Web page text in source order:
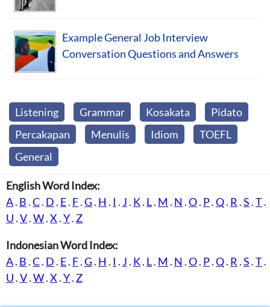
Example General Job Interview
Conversation Questions and Answers
Listening Grammar Kosakata
Pidato
Percakapan
Menulis Idiom
TOEFL
General
English Word Index:
A. B .C. D . E. F.G. H . I . J . K. L. M . N .O. P.Q. R .S .T.
U .V.W.X .Y. Z
Indonesian Word Index:
A. B .C. D . E. F.G. H . I . J . K. L. M . N .O. P.Q. R .S .T.
U .V.W.X .Y. Z